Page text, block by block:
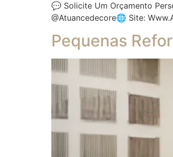
💬 Solicite Um Orçamento
@atuancedecore🌐 Site:
Pequenas